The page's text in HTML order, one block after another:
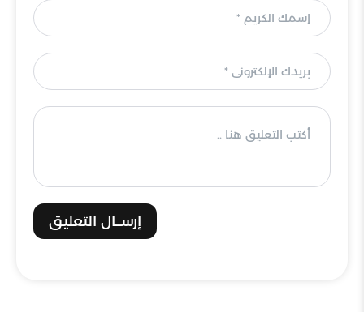
إرســال التعليق